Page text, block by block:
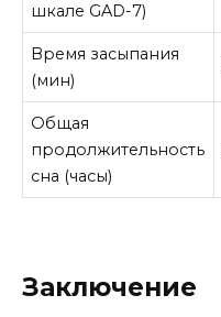
шкале GAD-7)
Время засыпания
(мин)
Общая
продолжительность
сна (часы)
Заключение